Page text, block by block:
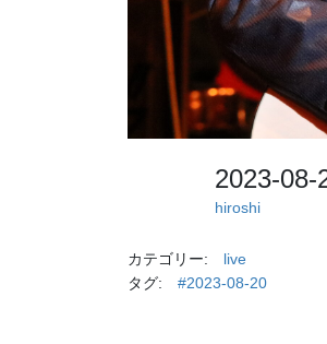
2023-08-
hiroshi
カテゴリー:
live
タグ:
#2023-08-20